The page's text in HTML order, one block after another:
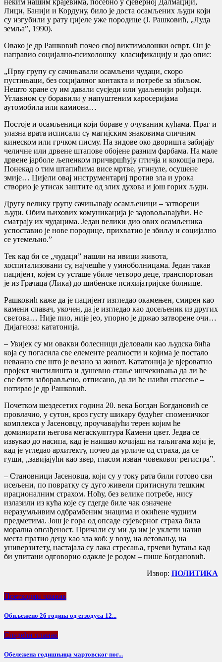
Лици, Банији и Кордуну, било је доста осамљених људи који
су изгубили у рату цијеле уже породице (Ј. Рашковић, „Луда
земља”, 1990).
Овако је др Рашковић почео свој виктимолошки осврт. Он је
направио социјално-психолошку класификацију и дао опис:
„Прву групу су сачињавали осамљени чудаци, скоро
пустињаци, без социјалног контакта и потребе за збиљом.
Нешто хране су им давали сусједи или удаљенији рођаци.
Углавном су боравили у напуштеним каросеријама
аутомобила или камиона…
Постоје и осамљеници који бораве у очуваним кућама. Праг и
улазна врата исписали су магијским знаковима сличним
кинеском или грчком писму. На зидове око дворишта забијају
челичне или дрвене штапове обојене разним фарбама. На мале
дрвене јарболе љепенком причвршћују птичја и кокошја пера.
Понекад о тим штапићима висе мртве, угинуле, осушене
змије… Цијели овај инструментариј против зла и урока
створио је утисак заштите од злих духова и још горих људи.
Другу велику групу сачињавају осамљеници – затворени
људи. Обим њихових комуникација је задовољавајући. Не
сматрају их чудацима. Један велики дио ових осамљеника
успоставио је нове породице, прихватио је збиљу и социјално
се утемељио.”
Тек кад би се „чудаци” нашли на ивици живота,
хоспитализовани су, најчешће у умноболницама. Један такав
пацијент, којем су усташе убиле четворо деце, транспортован
је из Грачаца (Лика) до шибенске психијатријске болнице.
Рашковић каже да је пацијент изгледао окамењен, смирен као
камени спавач, укочен, да је изгледао као досељеник из других
светова… Није пио, није јео, упорно је држао затворене очи…
Дијагноза: кататонија.
– Увијек су ми овакви болесници дјеловали као људска бића
која су погасила све елементе реалности и којима је постало
неважно све што је везано за живот. Кататонија је вјероватно
пројект чистилишта и душевно стање ишчекивања да ли ће
све бити заборављено, отписано, да ли ће наићи спасење –
нотирао је др Рашковић.
Почетком шездесетих година 20. века Богдан Богдановић се
провлачио, у сутон, кроз густу шикару будућег споменичког
комплекса у Јасеновцу, проучавајући терен којим ће
доминирати његова мегаскулптура Камени цвет. Једва се
извукао до насипа, кад је наишао кочијаш на таљигама који је,
кад је угледао архитекту, почео да урличе од страха, да се
гуши, „завијајући као звер, гласом изван човековог регистра”.
– Становници Јасеновца, који су у току рата били готово сви
исељени, по повратку су дуго живели притиснути тешким
ирационалним страхом. Ноћу, без велике потребе, нису
излазили из кућа које су гдегде биле чак означене
неразумљивим одбрамбеним знацима и окићене чудним
предметима. Још је гора од опсаде сујеверног страха била
морална опсађеност. Причали су ми да им је уклети назив
места пратио децу као зла коб: у возу, на летовању, на
универзитету, настајала су лака стресања, грчеви ћутања кад
би упитани одговорио одакле је родом – пише Богдановић.
Извор: ПОЛИТИКА
Претходни чланак
Обиљежено 26 година од егзодуса 12...
Следећи чланак
Обележена годишњица мартовског пог...